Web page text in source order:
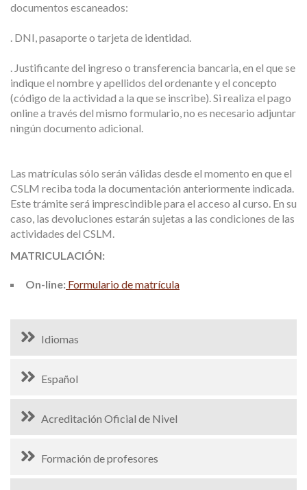
documentos escaneados:
. DNI, pasaporte o tarjeta de identidad.
. Justificante del ingreso o transferencia bancaria, en el que se
indique el nombre y apellidos del ordenante y el concepto
(código de la actividad a la que se inscribe). Si realiza el pago
online a través del mismo formulario, no es necesario adjuntar
ningún documento adicional.
Las matrículas sólo serán válidas desde el momento en que el
CSLM reciba toda la documentación anteriormente indicada.
Este trámite será imprescindible para el acceso al curso. En su
caso, las devoluciones estarán sujetas a las condiciones de las
actividades del CSLM.
MATRICULACIÓN:
On-line: Formulario de matrícula
Idiomas
Español
Acreditación Oficial de Nivel
Formación de profesores